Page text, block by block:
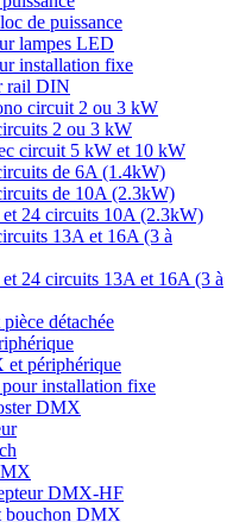
de puissance
lampes LED
installation fixe
rail DIN
circuit 2 ou 3 kW
2 ou 3 kW
circuit 5 kW et 10 kW
de 6A (1.4kW)
de 10A (2.3kW)
et 24 circuits 10A (2.3kW)
13A et 16A (3 à
24 circuits 13A et 16A (3 à
détachée
et périphérique
installation fixe
DMX
DMX-HF
bouchon DMX